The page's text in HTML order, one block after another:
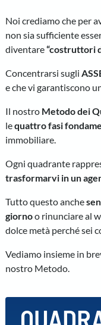
Noi crediamo che per
non sia sufficiente
diventare“costruttori
Concentrarsi sugli
e che vi garantiscono
Il nostro Metodo dei
lequattro fasi
immobiliare.
Ogni quadrante
trasformarvi in un
Tutto questo anche
giornoo rinunciare al
dolce metà perché sei
Vediamo insieme in
nostro Metodo.